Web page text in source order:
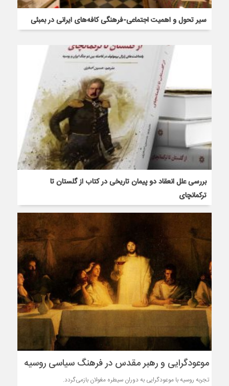
سیر تحول و اهمیت اجتماعی-فرهنگی کافه‌های ایرانی در بمبئی
بررسی علل انعقاد دو پیمان‌ تاریخی در کتاب از گلستان تا
ترکمانچای
موعودگرایی و رهبر مقدس در فرهنگ سیاسی روسیه
تجربه روسیه با موعودگرایی به دوران سیطره مغولان بازمی‌گردد.